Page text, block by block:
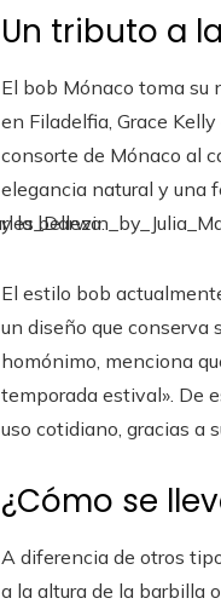
Un tributo a
El bob Mónaco toma su
en Filadelfia, Grace
consorte de Mónaco al
elegancia natural y una
y la belleza.
El estilo bob
un diseño que conserva
homónimo, menciona
temporada estival». De
uso cotidiano, gracias a
¿Cómo se
A diferencia de otros
a la altura de la barbilla